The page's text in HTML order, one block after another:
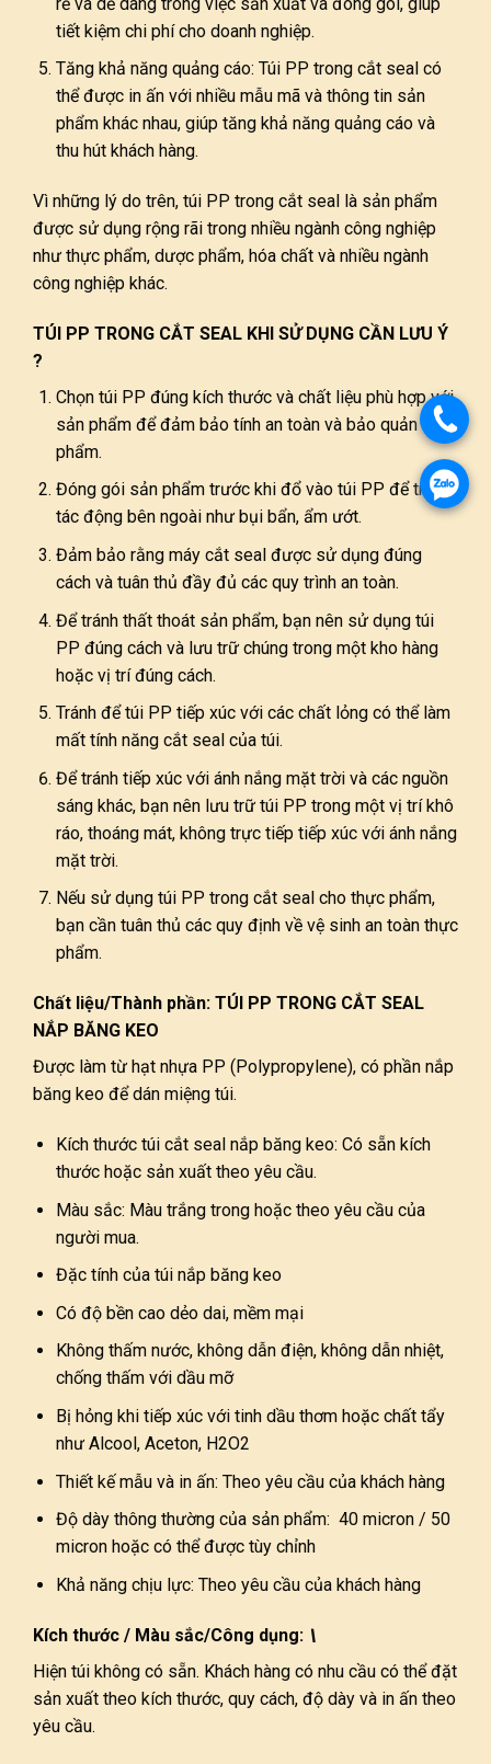
tiết kiệm chi phí cho doanh nghiệp.
Tăng khả năng quảng cáo: Túi PP trong cắt seal có
thể được in ấn với nhiều mẫu mã và thông tin sản
phẩm khác nhau, giúp tăng khả năng quảng cáo và
thu hút khách hàng.
Vì những lý do trên, túi PP trong cắt seal là sản phẩm
được sử dụng rộng rãi trong nhiều ngành công nghiệp
như thực phẩm, dược phẩm, hóa chất và nhiều ngành
công nghiệp khác.
TÚI PP TRONG CẮT SEAL KHI SỬ DỤNG CẦN LƯU Ý
?
Chọn túi PP đúng kích thước và chất liệu phù hợp với
sản phẩm để đảm bảo tính an toàn và bảo quản sản
phẩm.
Đóng gói sản phẩm trước khi đổ vào túi PP để tránh
tác động bên ngoài như bụi bẩn, ẩm ướt.
Đảm bảo rằng máy cắt seal được sử dụng đúng
cách và tuân thủ đầy đủ các quy trình an toàn.
Để tránh thất thoát sản phẩm, bạn nên sử dụng túi
PP đúng cách và lưu trữ chúng trong một kho hàng
hoặc vị trí đúng cách.
Tránh để túi PP tiếp xúc với các chất lỏng có thể làm
mất tính năng cắt seal của túi.
Để tránh tiếp xúc với ánh nắng mặt trời và các nguồn
sáng khác, bạn nên lưu trữ túi PP trong một vị trí khô
ráo, thoáng mát, không trực tiếp tiếp xúc với ánh nắng
mặt trời.
Nếu sử dụng túi PP trong cắt seal cho thực phẩm,
bạn cần tuân thủ các quy định về vệ sinh an toàn thực
phẩm.
Chất liệu/Thành phần: TÚI PP TRONG CẮT SEAL
NẮP BĂNG KEO
Được làm từ hạt nhựa PP (Polypropylene), có phần nắp
băng keo để dán miệng túi.
Kích thước túi cắt seal nắp băng keo: Có sẵn kích
thước hoặc sản xuất theo yêu cầu.
Màu sắc: Màu trắng trong hoặc theo yêu cầu của
người mua.
Đặc tính của túi nắp băng keo
Có độ bền cao dẻo dai, mềm mại
Không thấm nước, không dẫn điện, không dẫn nhiệt,
chống thấm với dầu mỡ
Bị hỏng khi tiếp xúc với tinh dầu thơm hoặc chất tẩy
như Alcool, Aceton, H2O2
Thiết kế mẫu và in ấn: Theo yêu cầu của khách hàng
Độ dày thông thường của sản phẩm: 40 micron / 50
micron hoặc có thể được tùy chỉnh
Khả năng chịu lực: Theo yêu cầu của khách hàng
Kích thước / Màu sắc/Công dụng: \
Hiện túi không có sẵn. Khách hàng có nhu cầu có thể đặt
sản xuất theo kích thước, quy cách, độ dày và in ấn theo
yêu cầu.